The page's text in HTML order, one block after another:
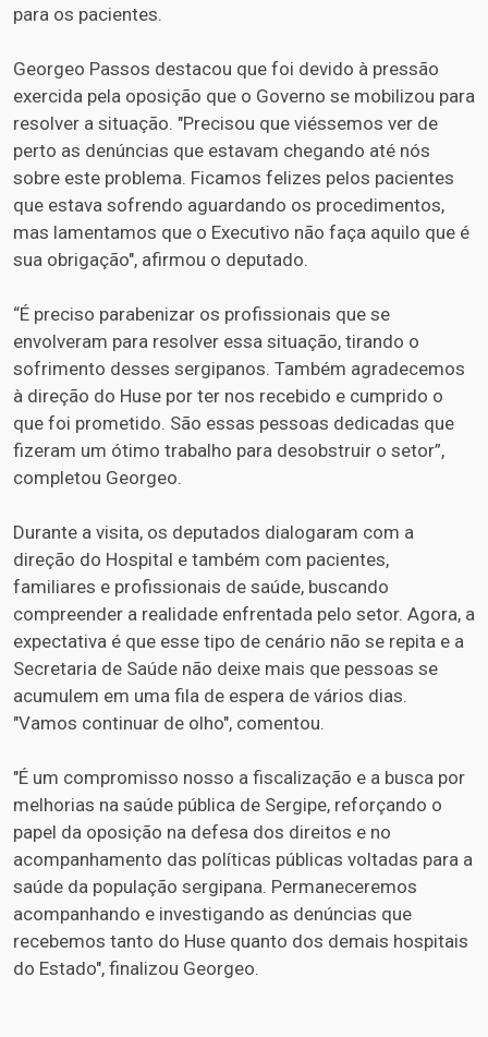
para os pacientes.
Georgeo Passos destacou que foi devido à pressão
exercida pela oposição que o Governo se mobilizou para
resolver a situação. "Precisou que viéssemos ver de
perto as denúncias que estavam chegando até nós
sobre este problema. Ficamos felizes pelos pacientes
que estava sofrendo aguardando os procedimentos,
mas lamentamos que o Executivo não faça aquilo que é
sua obrigação", afirmou o deputado.
“É preciso parabenizar os profissionais que se
envolveram para resolver essa situação, tirando o
sofrimento desses sergipanos. Também agradecemos
à direção do Huse por ter nos recebido e cumprido o
que foi prometido. São essas pessoas dedicadas que
fizeram um ótimo trabalho para desobstruir o setor”,
completou Georgeo.
Durante a visita, os deputados dialogaram com a
direção do Hospital e também com pacientes,
familiares e profissionais de saúde, buscando
compreender a realidade enfrentada pelo setor. Agora, a
expectativa é que esse tipo de cenário não se repita e a
Secretaria de Saúde não deixe mais que pessoas se
acumulem em uma fila de espera de vários dias.
"Vamos continuar de olho", comentou.
"É um compromisso nosso a fiscalização e a busca por
melhorias na saúde pública de Sergipe, reforçando o
papel da oposição na defesa dos direitos e no
acompanhamento das políticas públicas voltadas para a
saúde da população sergipana. Permaneceremos
acompanhando e investigando as denúncias que
recebemos tanto do Huse quanto dos demais hospitais
do Estado", finalizou Georgeo.